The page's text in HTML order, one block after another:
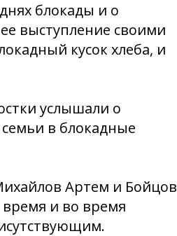
блокады и о
выступление своими
кусок хлеба, и
услышали о
в блокадные
Артем и Бойцов
и во время